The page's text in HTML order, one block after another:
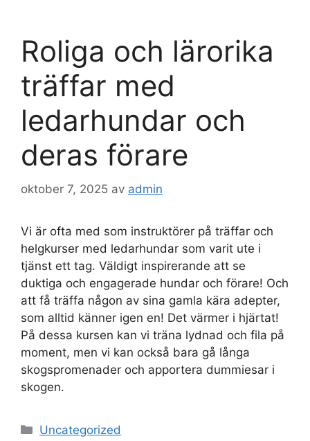
Roliga och lärorika
träffar med
ledarhundar och
deras förare
oktober 7, 2025 av admin
Vi är ofta med som instruktörer på träffar och
helgkurser med ledarhundar som varit ute i
tjänst ett tag. Väldigt inspirerande att se
duktiga och engagerade hundar och förare! Och
att få träffa någon av sina gamla kära adepter,
som alltid känner igen en! Det värmer i hjärtat!
På dessa kursen kan vi träna lydnad och fila på
moment, men vi kan också bara gå långa
skogspromenader och apportera dummiesar i
skogen.
Kategorier
Uncategorized